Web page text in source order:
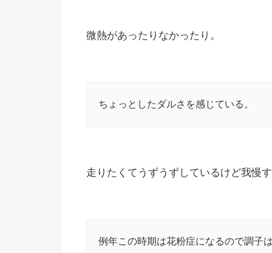
微熱があったりなかったり。
ちょっとしたダルさを感じている。
走りたくてうずうずしているけど我慢す
例年この時期は花粉症になるので調子は